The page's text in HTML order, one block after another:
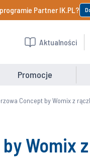
Partner IK.PL?
Aktualności
Promocje
Concept by Womix z
Womix